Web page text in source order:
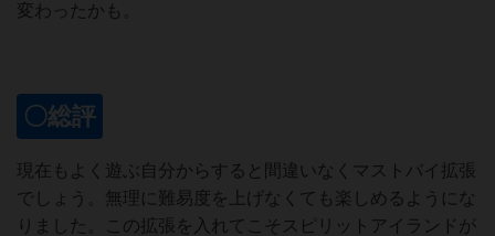
変わったかも。
〇総評
現在もよく遊ぶ自分からすると間違いなくマストバイ拡張
でしょう。無理に難易度を上げなくても楽しめるようにな
りました。この拡張を入れてこそスピリットアイランドが